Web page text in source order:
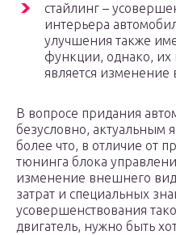
стайлинг –
интерьера
улучшения также
функции, однако, их
является
В вопросе придания
безусловно, актуальным
более что, в отличие от
тюнинга блока
изменение внешнего
затрат и специальных
усовершенствования
двигатель, нужно быть